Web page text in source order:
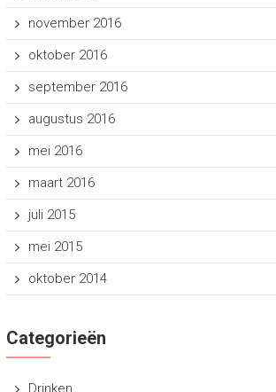
november 2016
oktober 2016
september 2016
augustus 2016
mei 2016
maart 2016
juli 2015
mei 2015
oktober 2014
Categorieën
Drinken